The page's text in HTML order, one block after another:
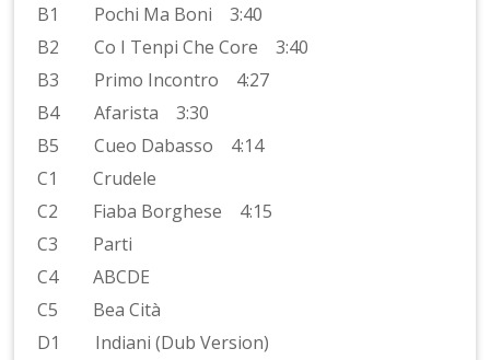
B1 Pochi Ma Boni 3:40
B2 Co I Tenpi Che Core 3:40
B3 Primo Incontro 4:27
B4 Afarista 3:30
B5 Cueo Dabasso 4:14
C1 Crudele
C2 Fiaba Borghese 4:15
C3 Parti
C4 ABCDE
C5 Bea Cità
D1 Indiani (Dub Version)